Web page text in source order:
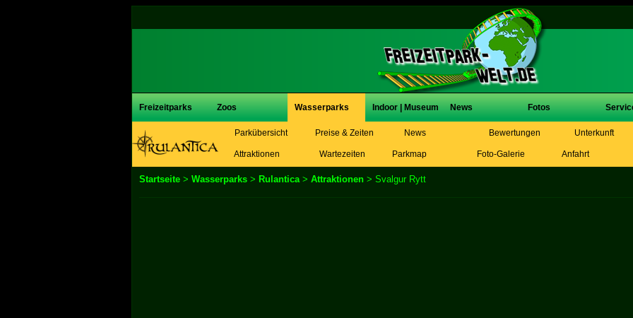
Freizeitparks Zoos Wasserparks Indoor | Museum News Fotos
Parkübersicht Preise & Zeiten News Bewertungen Unterkunft
Attraktionen Wartezeiten Parkmap Foto-Galerie Anfahrt
Startseite > Wasserparks > Rulantica> Attraktionen > Svalgur Rytt